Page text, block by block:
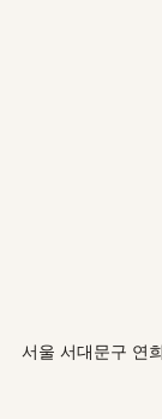
서울 서대문구 연